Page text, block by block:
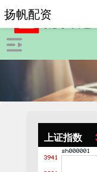
上证指数
扬帆配资